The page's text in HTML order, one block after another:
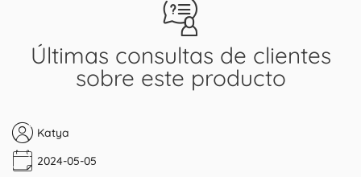
Últimas consultas de clientes
sobre este producto
Katya
2024-05-05